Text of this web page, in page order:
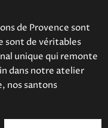
de Provence sont
sont de véritables
unique qui remonte
dans notre atelier
nos santons